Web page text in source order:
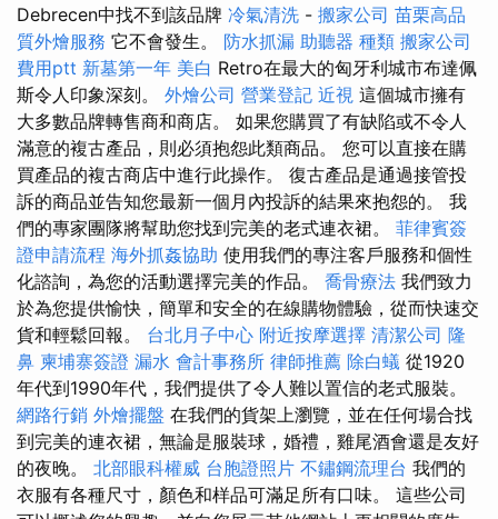
Debrecen中找不到該品牌 冷氣清洗 - 搬家公司 苗栗高品
質外燴服務 它不會發生。 防水抓漏 助聽器 種類 搬家公司
費用ptt 新墓第一年 美白 Retro在最大的匈牙利城市布達佩
斯令人印象深刻。 外燴公司 營業登記 近視 這個城市擁有
大多數品牌轉售商和商店。 如果您購買了有缺陷或不令人
滿意的複古產品，則必須抱怨此類商品。 您可以直接在購
買產品的複古商店中進行此操作。 復古產品是通過接管投
訴的商品並告知您最新一個月內投訴的結果來抱怨的。 我
們的專家團隊將幫助您找到完美的老式連衣裙。 菲律賓簽
證申請流程 海外抓姦協助 使用我們的專注客戶服務和個性
化諮詢，為您的活動選擇完美的作品。 喬骨療法 我們致力
於為您提供愉快，簡單和安全的在線購物體驗，從而快速交
貨和輕鬆回報。 台北月子中心 附近按摩選擇 清潔公司 隆
鼻 柬埔寨簽證 漏水 會計事務所 律師推薦 除白蟻 從1920
年代到1990年代，我們提供了令人難以置信的老式服裝。
網路行銷 外燴擺盤 在我們的貨架上瀏覽，並在任何場合找
到完美的連衣裙，無論是服裝球，婚禮，雞尾酒會還是友好
的夜晚。 北部眼科權威 台胞證照片 不鏽鋼流理台 我們的
衣服有各種尺寸，顏色和样品可滿足所有口味。 這些公司